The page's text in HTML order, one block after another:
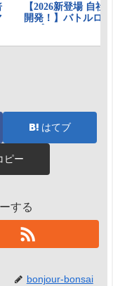
はてブ
ピー
する
bonjour-bonsai